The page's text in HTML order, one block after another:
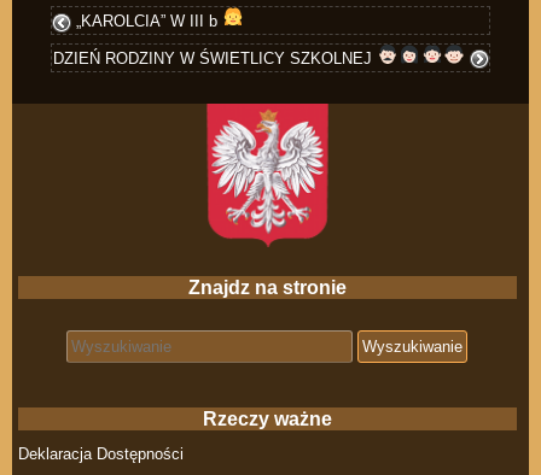
„KAROLCIA” W III b
DZIEŃ RODZINY W ŚWIETLICY SZKOLNEJ
Znajdz na stronie
Search for:
Rzeczy ważne
Deklaracja Dostępności